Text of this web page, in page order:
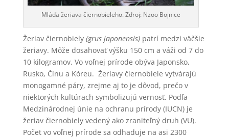
Mláďa žeriava čiernobieleho. Zdroj: Nzoo Bojnice
Žeriav čiernobiely (grus japonensis) patrí medzi väčšie
žeriavy. Môže dosahovať výšku 150 cm a váži od 7 do
10 kilogramov. Vo voľnej prírode obýva Japonsko,
Rusko, Čínu a Kóreu. Žeriavy čiernobiele vytvárajú
monogamné páry, zrejme aj to je dôvod, prečo v
niektorých kultúrach symbolizujú vernosť. Podľa
Medzinárodnej únie na ochranu prírody (IUCN) je
žeriav čiernobiely vedený ako zraniteľný druh (VU).
Počet vo voľnej prírode sa odhaduje na asi 2300